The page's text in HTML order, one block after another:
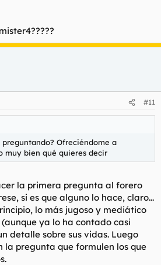
#11
Ofreciéndome a
muy bien qué quieres decir
la primera pregunta al forero
si es que alguno lo hace, claro...
lo más jugoso y mediático
ya lo ha contado casi
detalle sobre sus vidas. Luego
la pregunta que formulen los que